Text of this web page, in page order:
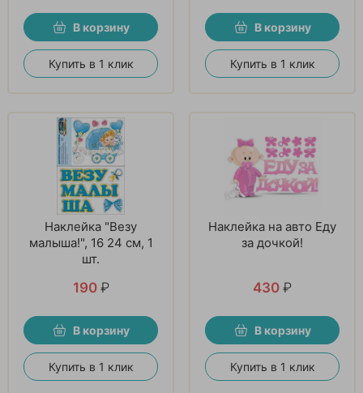
В корзину
Купить в 1 клик
В корзину
Купить в 1 клик
Наклейка "Везу
малыша!", 16 24 см, 1
шт.
190 ₽
В корзину
Купить в 1 клик
Наклейка на авто Еду
за дочкой!
430 ₽
В корзину
Купить в 1 клик